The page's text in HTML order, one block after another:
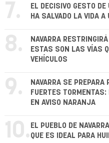
7.
EL DECISIVO GESTO
HA SALVADO LA VIDA
8.
NAVARRA
ESTAS SON LAS VÍAS
VEHÍCULOS
9.
NAVARRA SE PREPARA
FUERTES
EN AVISO NARANJA
10. EL PUEBLO DE
QUE ES IDEAL PARA